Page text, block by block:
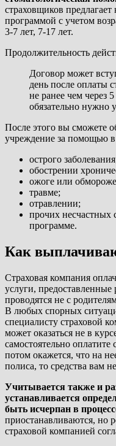
страховщиков
программой с учетом
3-7 лет, 7-17 лет.
Продолжительность
Договор может
день после оплаты
не ранее чем через
обязательно нужно
После этого вы сможете
учреждение за помощью в
острого
обострении
ожоге или
травме;
отравлении;
прочих несчастных
программе.
Как
Страховая компания
услуги, предоставленные
проводятся не с
В любых спорных
специалисту страховой
может оказаться не в
самостоятельно оплатите
потом окажется, что на
полиса, то средства вам
Учитывается также и
устанавливается
быть исчерпан в
приостанавливаются, но
страховой компанией